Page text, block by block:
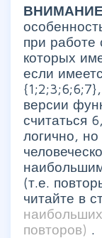
при работе
которых
если
версии
считаться
логично,
(т.е.
читайте в
повторов) .